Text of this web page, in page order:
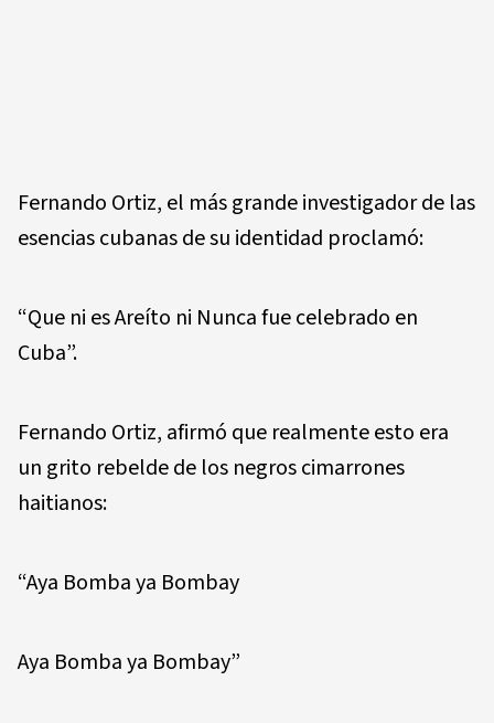
Fernando Ortiz, el más grande investigador de las
esencias cubanas de su identidad proclamó:
“Que ni es Areíto ni Nunca fue celebrado en
Cuba”.
Fernando Ortiz, afirmó que realmente esto era
un grito rebelde de los negros cimarrones
haitianos:
“Aya Bomba ya Bombay
Aya Bomba ya Bombay”